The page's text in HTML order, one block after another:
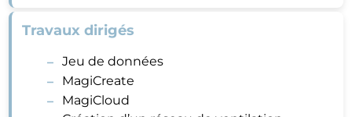
Travaux dirigés
Jeu de données
MagiCreate
MagiCloud